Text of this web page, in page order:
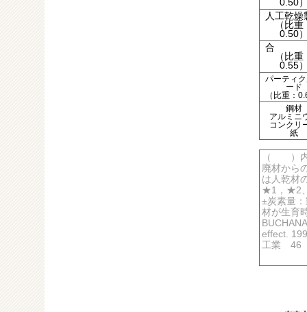
0.50
人工乾燥
（比重
0.50
合
（比重
0.55
パーティ
ード
（比重：
鋼材
アルミニ
コンクリ
紙
（ ）内
廃材から
は人乾材
★1，★2
±炭素量
材が生育
effect.
工業 46